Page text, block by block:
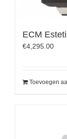
ECM
€4,295.00
Toevoegen